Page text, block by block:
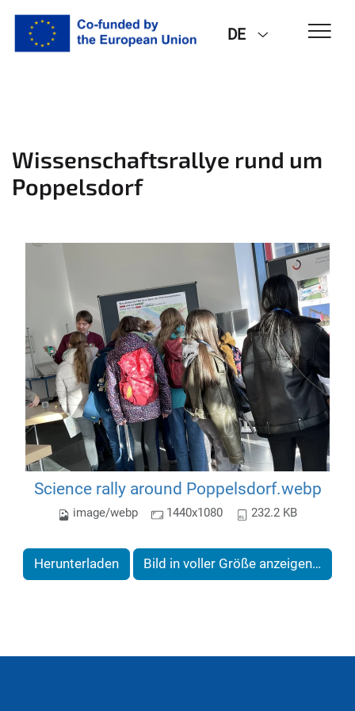
DE
Wissenschaftsrallye rund um
Poppelsdorf
Science rally around Poppelsdorf.webp
image/webp 1440x1080 232.2 KB
Herunterladen Bild in voller Größe anzeigen…